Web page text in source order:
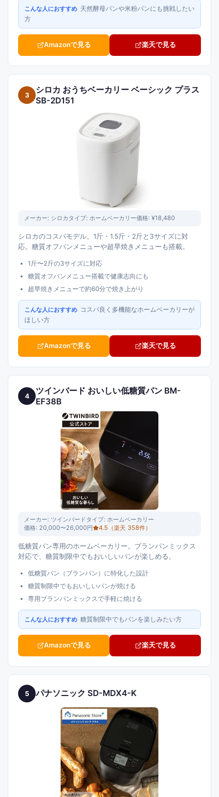
こんな人におすすめ 天然酵母パンや米粉パンにも挑戦したい
方
Amazonで見る 楽天で見る
3
シロカ おうちベーカリー ベーシック プラス
SB-2D151
メーカー: シロカ タイプ: ホームベーカリー価格: ¥18,480
シロカのコスパモデル。1斤・1.5斤・2斤と3サイズに対
応。糖質オフパンメニューや超早焼きメニューも搭載。
1斤〜2斤の3サイズに対応
糖質オフパンメニュー搭載で健康志向にも
超早焼きメニューで約60分で焼き上がり
こんな人におすすめ コスパ良く多機能なホームベーカリーが
ほしい方
Amazonで見る 楽天で見る
4
ツインバード おいしい低糖質パン BM-
EF38B
メーカー: ツインバードタイプ: ホームベーカリー
価格: 20,000〜26,000円 4.5 （楽天 358件）
低糖質パン専用のホームベーカリー。ブランパンミックス
対応で、糖質制限中でもおいしいパンが楽しめる。
低糖質パン（ブランパン）に特化した設計
糖質制限中でもおいしいパンが焼ける
専用ブランパンミックスで手軽に焼ける
こんな人におすすめ 糖質制限中でもパンを楽しみたい方
Amazonで見る 楽天で見る
5 パナソニック SD-MDX4-K